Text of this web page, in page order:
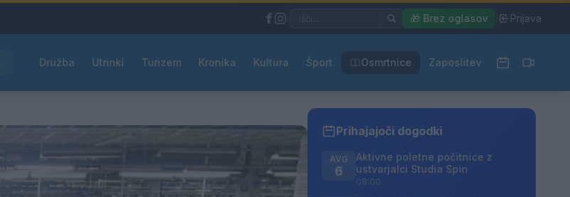
🎁 Brez oglasov Prijava
Družba Utrinki Turizem Kronika Kultura Šport Osmrtnice Zaposlitev
Prihajajoči dogodki
AVG
6
Aktivne poletne počitnice z
ustvarjalci Studia Spin
08:00